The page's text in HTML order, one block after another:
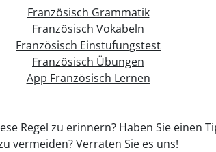
Französisch Grammatik
Französisch Vokabeln
Französisch Einstufungstest
Französisch Übungen
App Französisch Lernen
Regel zu erinnern? Haben Sie einen
vermeiden? Verraten Sie es uns!